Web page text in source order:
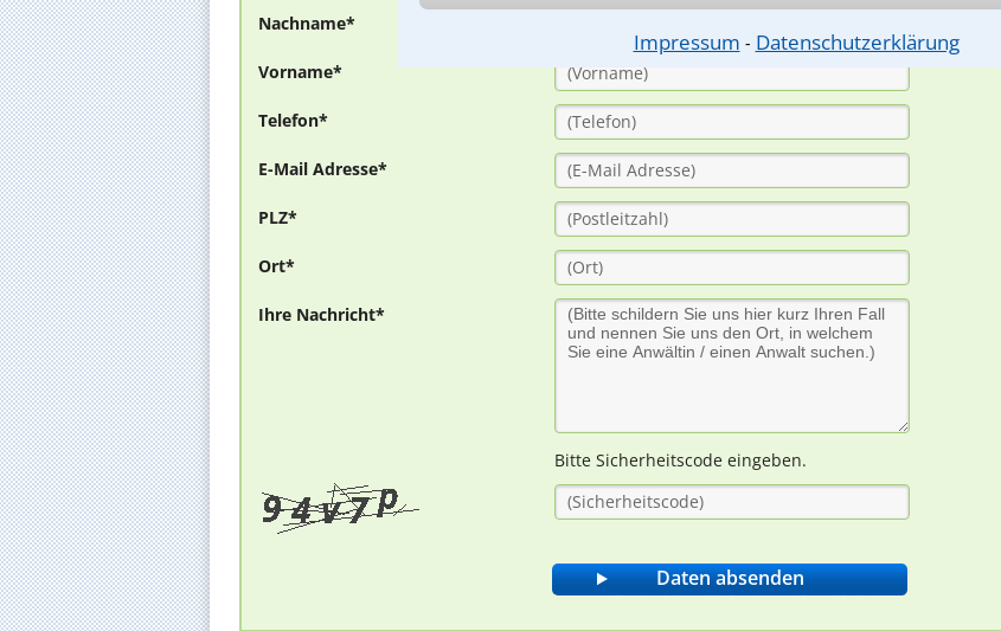
Impressum ⁃ Datenschutzerklärung
Nachname*
Vorname*
Telefon*
E-Mail Adresse*
PLZ*
Ort*
Ihre Nachricht*
Bitte Sicherheitscode eingeben.